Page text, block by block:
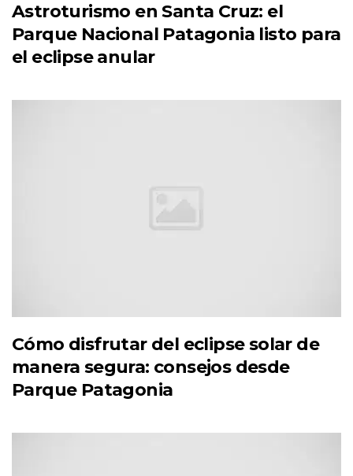
Astroturismo en Santa Cruz: el
Parque Nacional Patagonia listo para
el eclipse anular
Cómo disfrutar del eclipse solar de
manera segura: consejos desde
Parque Patagonia